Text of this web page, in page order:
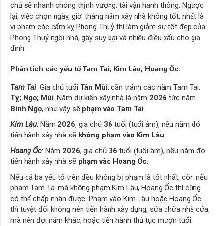
chủ sẽ nhanh chóng thịnh vượng, tài vận hanh thông. Ngược
lại, việc chọn ngày, giờ, tháng năm xây nhà không tốt, nhất là
vi phạm các cấm kỵ Phong Thuỷ thì làm giảm sự tốt đẹp của
Phong Thuỷ ngôi nhà, gây suy bại và nhiều điều xấu cho gia
đình.
Phân tích các yếu tố Tam Tai, Kim Lâu, Hoang Ốc:
Tam Tai: Gia chủ tuổi Tân Mùi, cần tránh các năm Tam Tai:
Tỵ; Ngọ; Mùi. Năm dự kiến xây nhà là năm 2026 tức năm
Bính Ngọ, như vậy sẽ phạm vào Tam Tai.
Kim Lâu: Năm 2026, gia chủ 36 tuổi (tuổi âm), nếu năm đó
tiến hành xây nhà sẽ không phạm vào Kim Lâu.
Hoang Ốc: Năm 2026, gia chủ 36 tuổi (tuổi âm), nếu năm đó
tiến hành xây nhà sẽ phạm vào Hoang Ốc.
Nếu cả ba yếu tố trên đều không bị phạm là tốt nhất, còn nếu
phạm Tam Tai mà không phạm Kim Lâu, Hoang Ốc thì cũng
có thể chấp nhận được. Phạm vào Kim Lâu hoặc Hoang Ốc
thì tuyệt đối không nên tiến hành xây dựng, sửa chữa nhà cửa,
mà nên đợi năm khác, hoặc tiến hành thủ tục mượn tuổi.